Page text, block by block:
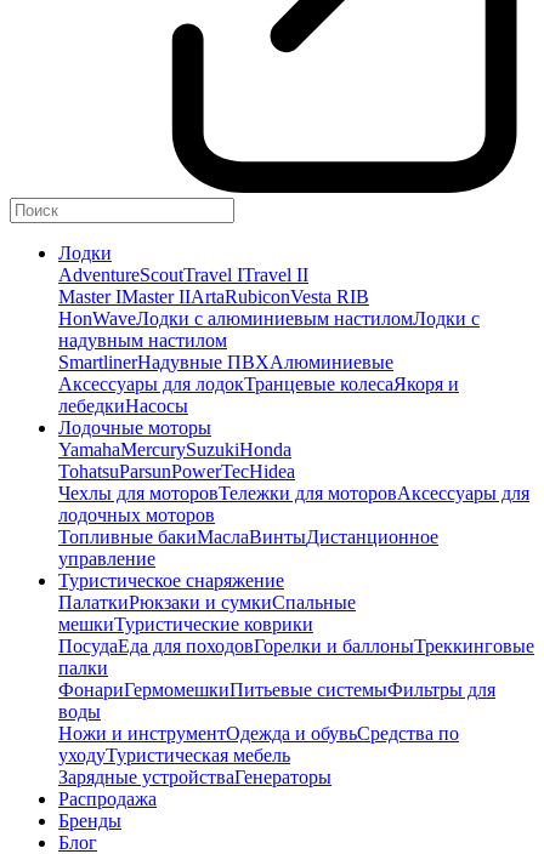
Лодки
AdventureScoutTravel ITravel II
Master IMaster IIArtaRubiconVesta RIB
HonWaveЛодки с алюминиевым настиломЛодки с
надувным настилом
SmartlinerНадувные ПВХАлюминиевые
Аксессуары для лодокТранцевые колесаЯкоря и
лебедкиНасосы
Лодочные моторы
YamahaMercurySuzukiHonda
TohatsuParsunPowerTecHidea
Чехлы для моторовТележки для моторовАксессуары для
лодочных моторов
Топливные бакиМаслаВинтыДистанционное
управление
Туристическое снаряжение
ПалаткиРюкзаки и сумкиСпальные
мешкиТуристические коврики
ПосудаЕда для походовГорелки и баллоныТреккинговые
палки
ФонариГермомешкиПитьевые системыФильтры для
воды
Ножи и инструментОдежда и обувьСредства по
уходуТуристическая мебель
Зарядные устройстваГенераторы
Распродажа
Бренды
Блог